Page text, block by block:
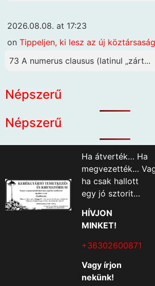
2026.08.08. at 17:23
on Tippeljen, ki lesz az új
73 A numerus clausus (latinul „zárt...
Népszerű
Népszerű
Ha átverték… Ha
megvezették…
ha csak hallott
egy jó sztorit…
HÍVJON
MINKET!
+36302600871
Vagy írjon
nekünk!